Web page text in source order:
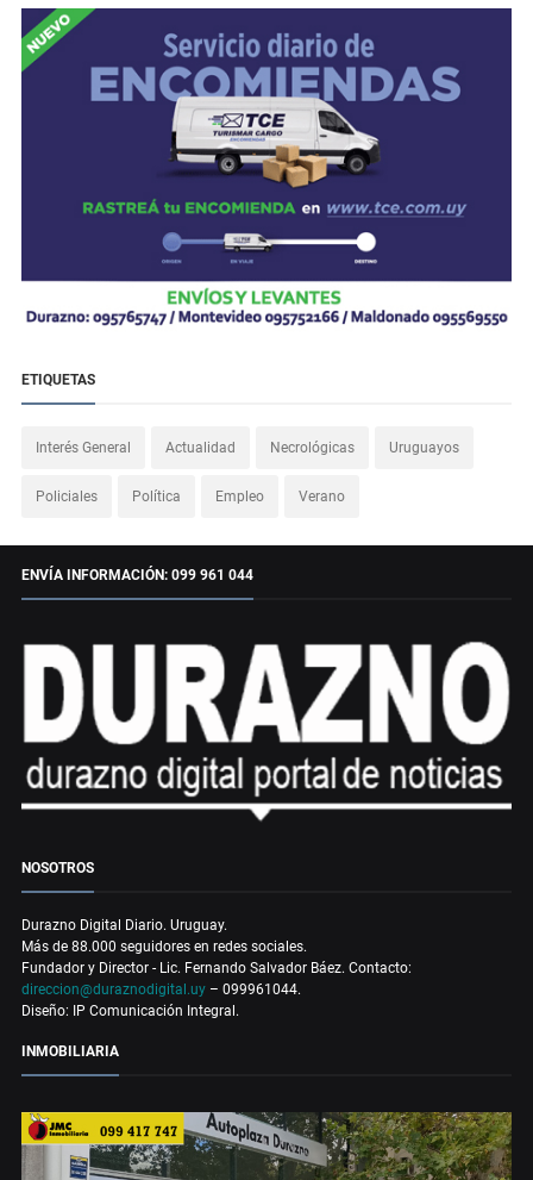
ETIQUETAS
Interés General Actualidad Necrológicas Uruguayos
Policiales Política Empleo Verano
ENVÍA INFORMACIÓN: 099 961 044
NOSOTROS
Durazno Digital Diario. Uruguay.
Más de 88.000 seguidores en redes sociales.
Fundador y Director - Lic. Fernando Salvador Báez. Contacto:
direccion@duraznodigital.uy – 099961044.
Diseño: IP Comunicación Integral.
INMOBILIARIA